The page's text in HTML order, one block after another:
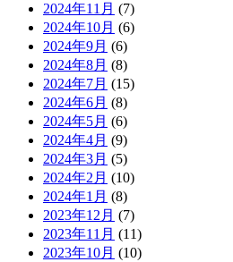
2024年11月 (7)
2024年10月 (6)
2024年9月 (6)
2024年8月 (8)
2024年7月 (15)
2024年6月 (8)
2024年5月 (6)
2024年4月 (9)
2024年3月 (5)
2024年2月 (10)
2024年1月 (8)
2023年12月 (7)
2023年11月 (11)
2023年10月 (10)